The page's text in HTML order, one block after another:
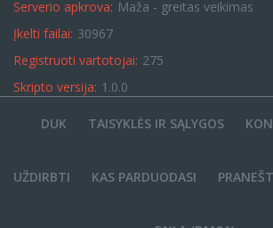
Serverio apkrova: Maža - greitas veikimas
Įkelti failai: 30967
Registruoti vartotojai: 275
Skripto versija: 1.0.0
DUK TAISYKLĖS IR SĄLYGOS
UŽDIRBTI KAS PARDUODASI